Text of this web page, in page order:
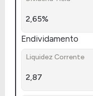
2,65%
Endividamento
Liquidez Corrente
2,87